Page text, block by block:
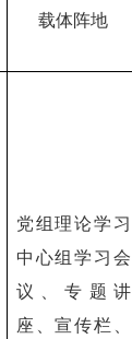
载体阵地
党组理论学习
中心组学习会
议、专题讲
座、宣传栏、